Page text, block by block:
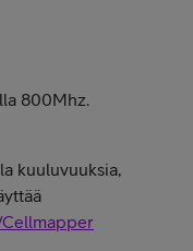
800Mhz.
kuuluvuuksia,